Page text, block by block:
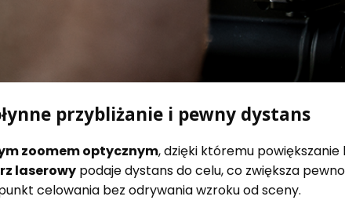
przybliżanie i pewny dystans
zoomem optycznym, dzięki któremu
laserowy podaje dystans do celu, co zwiększa
celowania bez odrywania wzroku od sceny.